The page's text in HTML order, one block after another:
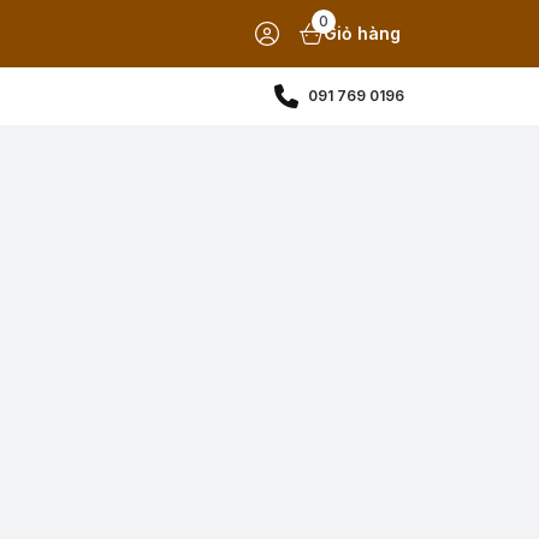
0
Giỏ hàng
091 769 0196